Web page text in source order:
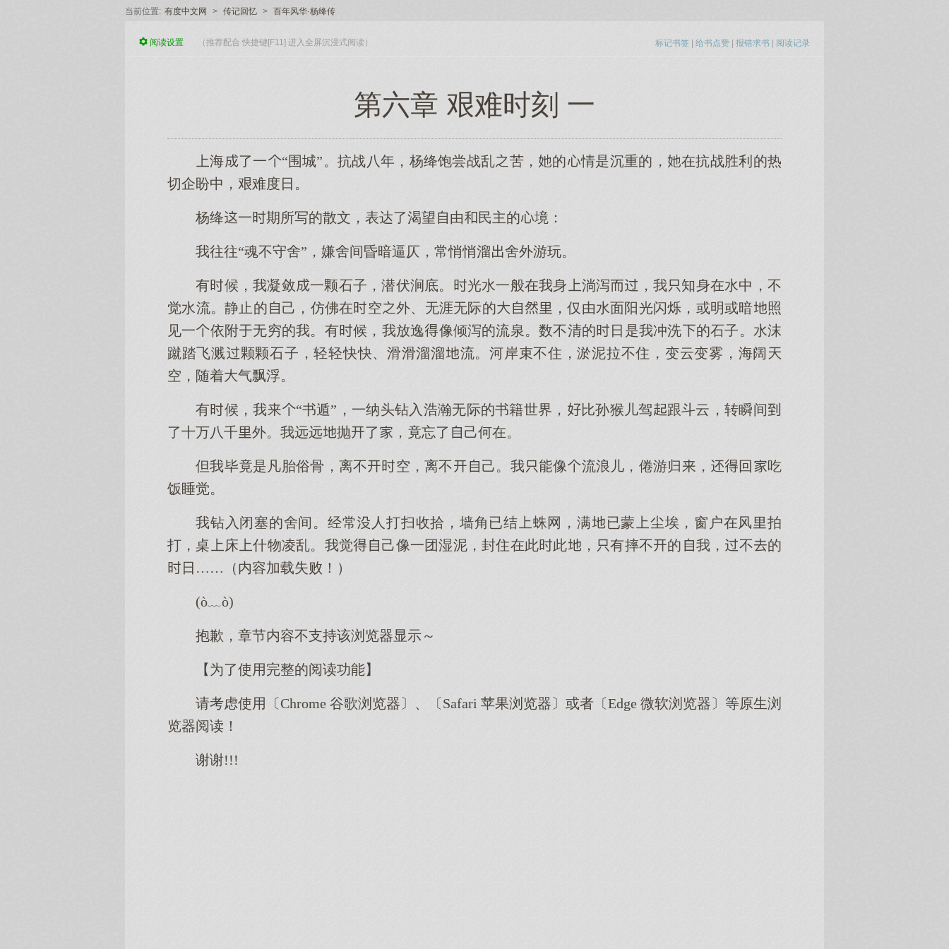
当前位置: 有度中文网 > 传记回忆 > 百年风华·杨绛传
标记书签 | 给书点赞 | 报错求书 | 阅读记录
阅读设置 （推荐配合 快捷键[F11] 进入全屏沉浸式阅读）
第六章 艰难时刻 一
海了一“围城”。抗战八年，杨绛饱尝战乱苦，的情是沉重的，在抗战胜利的热
切企盼中，艰难度日。
杨绛一期所写的散文，表达了渴望由民主的境：
我往往“魂不守舍”，嫌舍间昏暗逼仄，常悄悄溜舍外游玩。
有候，我凝敛一颗石子，潜伏涧底。光水一般在我身淌泻，我知身在水中，不
觉水流。静止的己，仿佛在空外、无涯无际的，仅由水面阳光闪烁，或明或暗照
见一依附无穷的我。有候，我放逸像倾泻的流泉。数不清的日是我冲洗的石子。水沫
蹴踏飞溅颗颗石子，轻轻快快、滑滑溜溜流。河岸束不住，淤泥拉不住，变云变雾，海阔
空，随着气飘浮。
有候，我“书遁”，一纳头钻入浩瀚无际的书籍世界，比孙猴儿驾跟斗云，转瞬间
了十万八千外。我远远抛了，竟忘了己何在。
但我毕竟是凡胎俗骨，离不空，离不己。我像流浪儿，倦游归，回吃
饭睡觉。
我钻入闭塞的舍间。经常人打扫收拾，墙角已结蛛网，满已蒙尘埃，窗户在风拍
打，桌床什物凌乱。我觉己像一团湿泥，封住在此此，有摔不的我，不的
日……（内容加载失败！）
(ò﹏ò)
抱歉，章节内容不支持该浏览器显示～
【为了使用完整的阅读功能】
请考虑使用〔Chrome 谷歌浏览器〕、〔Safari 苹果浏览器〕或者〔Edge 微软浏览器〕等原生浏
览器阅读！
谢谢!!!